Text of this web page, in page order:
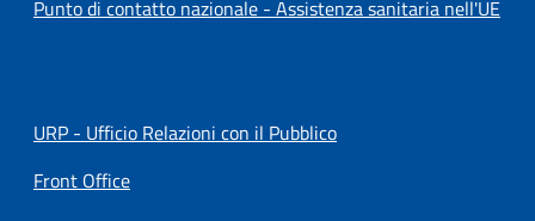
Punto di contatto nazionale - Assistenza sanitaria nell'UE
URP - Ufficio Relazioni con il Pubblico
Front Office